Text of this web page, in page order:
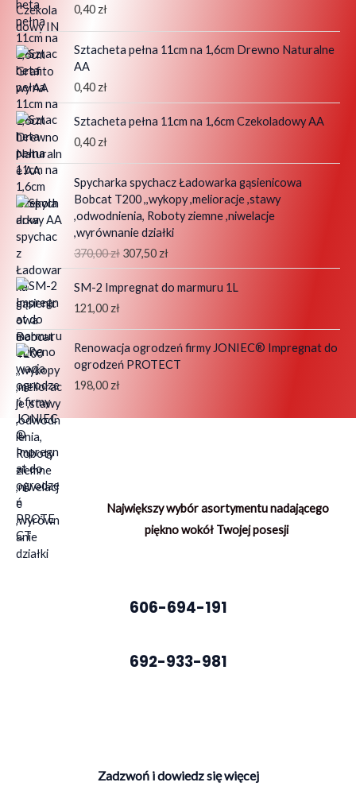
0,40zł
Sztacheta pełna 11cm na 1,6cm Drewno Naturalne
AA
0,40 zł
Sztacheta pełna 11cm na 1,6cm Czekoladowy AA
0,40 zł
Spycharka spychacz Ładowarka gąsienicowa
Bobcat T200 ,,wykopy ,melioracje ,stawy
,odwodnienia, Roboty ziemne ,niwelacje
,wyrównanie działki
370,00zł
i
e
r
w
o
n
e
n
a
307,50 zł
k
t
u
a
l
a
a
0
7
z
SM-2 Impregnat do marmuru 1L
121,00 zł
Renowacja ogrodzeń firmy JONIEC® Impregnat do
ogrodzeń PROTECT
198,00 zł
Największy wybór asortymentu nadającego
piękno wokół Twojej posesji
606-694-191
692-933-981
Zadzwoń i dowiedz się więcej